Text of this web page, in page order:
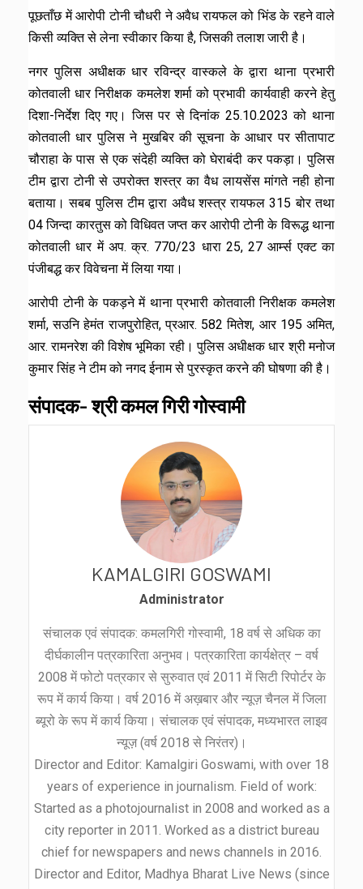
पूछताँछ में आरोपी टोनी चौधरी ने अवैध रायफल को भिंड के रहने वाले
किसी व्यक्ति से लेना स्वीकार किया है, जिसकी तलाश जारी है।
नगर पुलिस अधीक्षक धार रविन्द्र वास्कले के द्वारा थाना प्रभारी
कोतवाली धार निरीक्षक कमलेश शर्मा को प्रभावी कार्यवाही करने हेतु
दिशा-निर्देश दिए गए। जिस पर से दिनांक 25.10.2023 को थाना
कोतवाली धार पुलिस ने मुखबिर की सूचना के आधार पर सीतापाट
चौराहा के पास से एक संदेही व्यक्ति को घेराबंदी कर पकड़ा। पुलिस
टीम द्वारा टोनी से उपरोक्त शस्त्र का वैध लायसेंस मांगते नही होना
बताया। सबब पुलिस टीम द्वारा अवैध शस्त्र रायफल 315 बोर तथा
04 जिन्दा कारतुस को विधिवत जप्त कर आरोपी टोनी के विरूद्ध थाना
कोतवाली धार में अप. क्र. 770/23 धारा 25, 27 आर्म्स एक्ट का
पंजीबद्ध कर विवेचना में लिया गया।
आरोपी टोनी के पकड़ने में थाना प्रभारी कोतवाली निरीक्षक कमलेश
शर्मा, सउनि हेमंत राजपुरोहित, प्रआर. 582 मितेश, आर 195 अमित,
आर. रामनरेश की विशेष भूमिका रही। पुलिस अधीक्षक धार श्री मनोज
कुमार सिंह ने टीम को नगद ईनाम से पुरस्कृत करने की घोषणा की है।
संपादक- श्री कमल गिरी गोस्वामी
KAMALGIRI GOSWAMI
Administrator
संचालक एवं संपादक: कमलगिरी गोस्वामी, 18 वर्ष से अधिक का
दीर्घकालीन पत्रकारिता अनुभव। पत्रकारिता कार्यक्षेत्र – वर्ष
2008 में फोटो पत्रकार से सुरुवात एवं 2011 में सिटी रिपोर्टर के
रूप में कार्य किया। वर्ष 2016 में अख़बार और न्यूज़ चैनल में जिला
ब्यूरो के रूप में कार्य किया। संचालक एवं संपादक, मध्यभारत लाइव
न्यूज़ (वर्ष 2018 से निरंतर)।
Director and Editor: Kamalgiri Goswami, with over 18
years of experience in journalism. Field of work:
Started as a photojournalist in 2008 and worked as a
city reporter in 2011. Worked as a district bureau
chief for newspapers and news channels in 2016.
Director and Editor, Madhya Bharat Live News (since